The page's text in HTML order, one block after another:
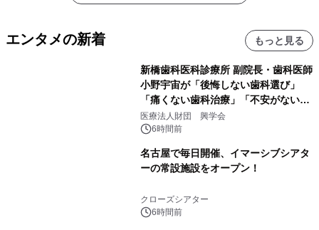
エンタメの新着 もっと見る
新橋歯科医科診療所 副院長・歯科医師
小野宇宙が「後悔しない歯科選び」
「痛くない歯科治療」「不安がない治
療計画」をテーマに専門監修
医療法人財団 興学会
6時間前
名古屋で毎日開催、イマーシブシアタ
ーの常設施設をオープン！
クローズシアター
6時間前